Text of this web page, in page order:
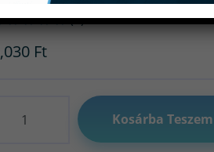
(0)
Ft
Kosárba Teszem